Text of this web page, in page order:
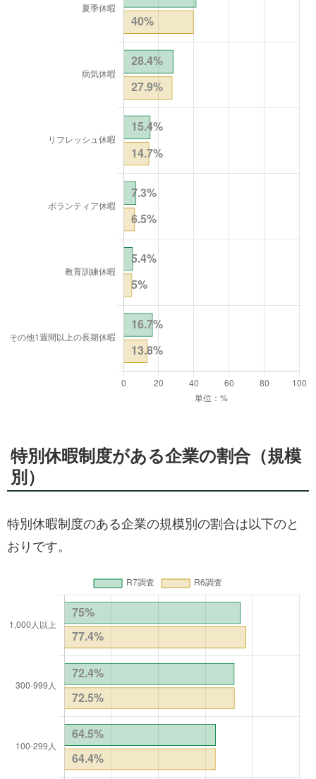
特別休暇制度がある企業の割合（規模
別）
特別休暇制度のある企業の規模別の割合は以下のと
おりです。